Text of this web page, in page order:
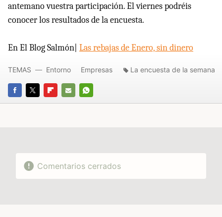
antemano vuestra participación. El viernes podréis
conocer los resultados de la encuesta.
En El Blog Salmón| Las rebajas de Enero, sin dinero
FACEBOOK
TWITTERFLIPBOARD
E-
WHATSAPP
TEMAS Entorno Empresas La encuesta de la semana
Comentarios cerrados